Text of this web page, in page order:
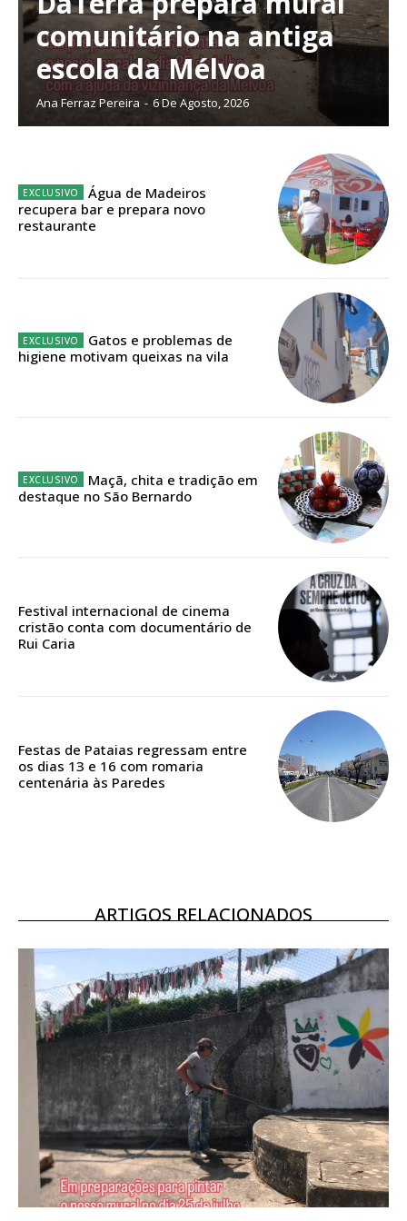
Escolha o plano de assinatura desejado:
ASSINATURA
IMPRESSA
12 meses
Edição em papel entregue à Quinta-feira em sua
Acesso ao conteúdo online
Acesso aos conteúdos Exclusivos para
16€
Acesso aos conteúdos Exclusivos para
assinantes
comunitário na antiga
escola da Mélvoa
Ana Ferraz Pereira - 6 De Agosto, 2026
Água de Madeiros
recupera bar e prepara novo
restaurante
Gatos e problemas de
higiene motivam queixas na vila
Maçã, chita e tradição em
destaque no São Bernardo
Festival internacional de cinema
cristão conta com documentário de
Rui Caria
Festas de Pataias regressam entre
os dias 13 e 16 com romaria
centenária às Paredes
ARTIGOS RELACIONADOS